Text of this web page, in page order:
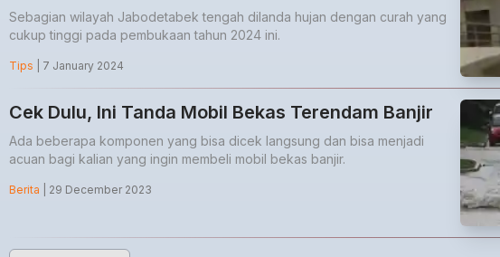
Sebagian wilayah Jabodetabek tengah dilanda hujan dengan curah yang
cukup tinggi pada pembukaan tahun 2024 ini.
Tips | 7 January 2024
Cek Dulu, Ini Tanda Mobil Bekas Terendam Banjir
Ada beberapa komponen yang bisa dicek langsung dan bisa menjadi
acuan bagi kalian yang ingin membeli mobil bekas banjir.
Berita | 29 December 2023